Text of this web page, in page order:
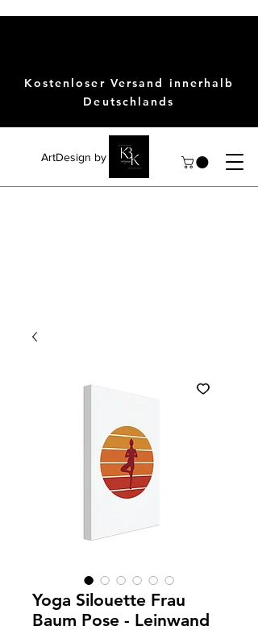
ArtDesign by KBK
Kostenloser Versand innerhalb
Deutschlands
Yoga Silouette Frau
Baum Pose - Leinwand